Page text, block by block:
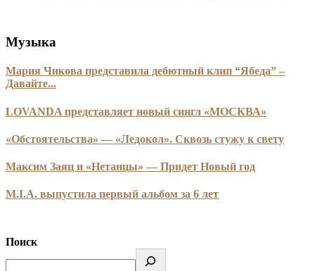
Музыка
Мария Чикова представила дебютный клип “Ябеда” –
Давайте...
LOVANDA представляет новый сингл «МОСКВА»
«Обстоятельства» — «Ледокол». Сквозь стужу к свету
Максим Заяц и «Нетанцы» — Придет Новый год
M.I.A. выпустила первый альбом за 6 лет
Поиск